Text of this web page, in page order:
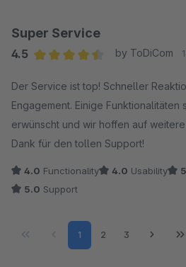
hatte die Nachricht gerade erst
Problem gelöst. Vielen Dank dafür!
Super Service
4.5
by ToDiCom
Der Service ist top! Schneller
Engagement. Einige Funktionalitäten
erwünscht und wir hoffen auf
Dank für den tollen Support!
4.0 Functionality 4.0 Usability
5.0 Support
Page
1 Page
2 Page
3